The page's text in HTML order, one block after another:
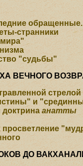
обращенные.
странники
"судьбы"
ВЕЧНОГО
стрелой
и
доктринаанатты
просветление
ДО